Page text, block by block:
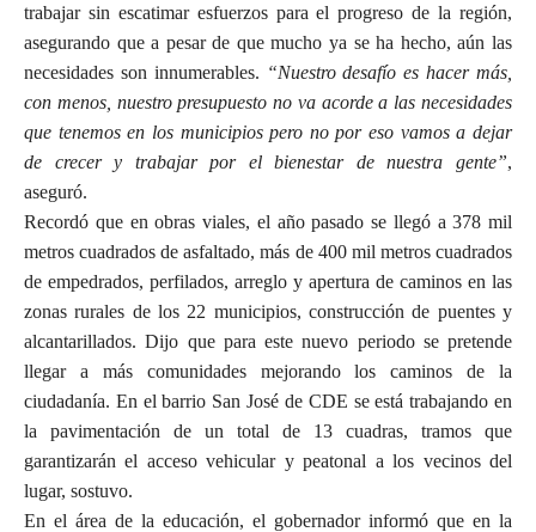
trabajar sin escatimar esfuerzos para el progreso de la región,
asegurando que a pesar de que mucho ya se ha hecho, aún las
necesidades son innumerables. “Nuestro desafío es hacer más,
con menos, nuestro presupuesto no va acorde a las necesidades
que tenemos en los municipios pero no por eso vamos a dejar
de crecer y trabajar por el bienestar de nuestra gente”,
aseguró.
Recordó que en obras viales, el año pasado se llegó a 378 mil
metros cuadrados de asfaltado, más de 400 mil metros cuadrados
de empedrados, perfilados, arreglo y apertura de caminos en las
zonas rurales de los 22 municipios, construcción de puentes y
alcantarillados. Dijo que para este nuevo periodo se pretende
llegar a más comunidades mejorando los caminos de la
ciudadanía. En el barrio San José de CDE se está trabajando en
la pavimentación de un total de 13 cuadras, tramos que
garantizarán el acceso vehicular y peatonal a los vecinos del
lugar, sostuvo.
En el área de la educación, el gobernador informó que en la